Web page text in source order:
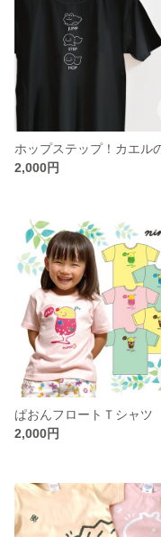
2,000円
ぱおんフロートＴシャツ
2,000円